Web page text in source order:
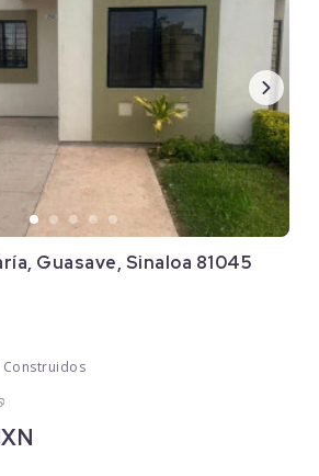
Guasave, Sinaloa 81045
Construidos